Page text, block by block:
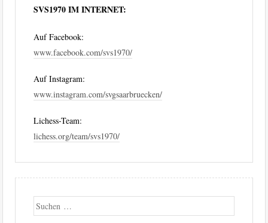
SVS1970 IM INTERNET:
Auf Facebook:
www.facebook.com/svs1970/
Auf Instagram:
www.instagram.com/svgsaarbruecken/
Lichess-Team:
lichess.org/team/svs1970/
Suche